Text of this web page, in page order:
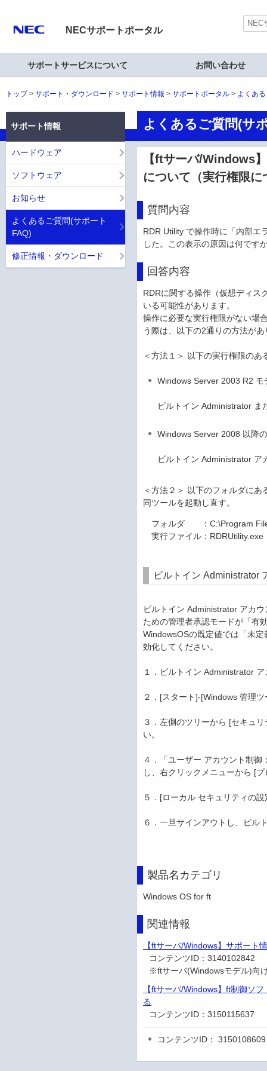
NECサポートポータル
サポートサービスについて お問い合わせ
トップ サポート・ダウンロード サポート情報 サポートポータル よくあ
よくあるご質問(サ
【ftサーバ/Windows
について（実行権限に
質問内容
RDR Utility で操作時に「内部エ
した。この表示の原因は何です
回答内容
RDRに関する操作（仮想ディス
いる可能性があります。
操作に必要な実行権限がない場
う際は、以下の2通りの方法があ
＜方法１＞ 以下の実行権限の
Windows Server 2003 R2 モ
ビルトイン Administrator ま
Windows Server 2008 以降
ビルトイン Administrator ア
＜方法２＞ 以下のフォルダに
同ツールを起動し直す。
フォルダ ：C:\Program
実行ファイル：RDRUtility.exe
ビルトイン Administrator
ビルトイン Administrator アカ
ための管理者承認モードが「有
WindowsOSの既定値では「未
効化してください。
１．ビルトイン Administrator
２．[スタート]-[Windows 管理
３．左側のツリーから [セキュ
い。
４．「ユーザー アカウント制
し、右クリックメニューから [
５．[ローカル セキュリティの
６．一旦サインアウトし、ビル
製品名カテゴリ
Windows OS for ft
関連情報
【ftサーバ/Windows】サポート
コンテンツID：3140102842
※ftサーバ(Windowsモデル)向
【ftサーバ/Windows】ft制御ソ
る
コンテンツID：3150115637
コンテンツID： 3150108609
サポート情報
ハードウェア
ソフトウェア
お知らせ
よくあるご質問(サポート
FAQ)
修正情報・ダウンロード